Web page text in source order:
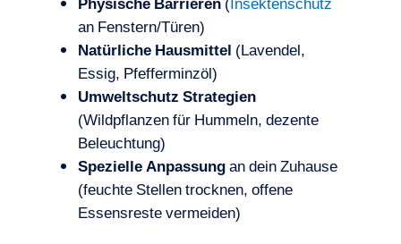
an Fenstern/Türen)
Natürliche Hausmittel (Lavendel,
Essig, Pfefferminzöl)
Umweltschutz Strategien
(Wildpflanzen für Hummeln, dezente
Beleuchtung)
Spezielle Anpassungan dein Zuhause
(feuchte Stellen trocknen, offene
Essensreste vermeiden)